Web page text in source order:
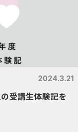
2024.3.21
受講生体験記を